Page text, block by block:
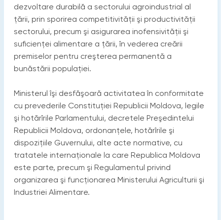
dezvoltare durabilă a sectorului agroindustrial al
ţării, prin sporirea competitivităţii şi productivităţii
sectorului, precum şi asigurarea inofensivităţii şi
suficienţei alimentare a ţării, în vederea creării
premiselor pentru creşterea permanentă a
bunăstării populaţiei.
Ministerul îşi desfăşoară activitatea în conformitate
cu prevederile Constituţiei Republicii Moldova, legile
şi hotărîrile Parlamentului, decretele Preşedintelui
Republicii Moldova, ordonanţele, hotărîrile şi
dispoziţiile Guvernului, alte acte normative, cu
tratatele internaţionale la care Republica Moldova
este parte, precum şi Regulamentul privind
organizarea şi funcţionarea Ministerului Agriculturii şi
Industriei Alimentare.